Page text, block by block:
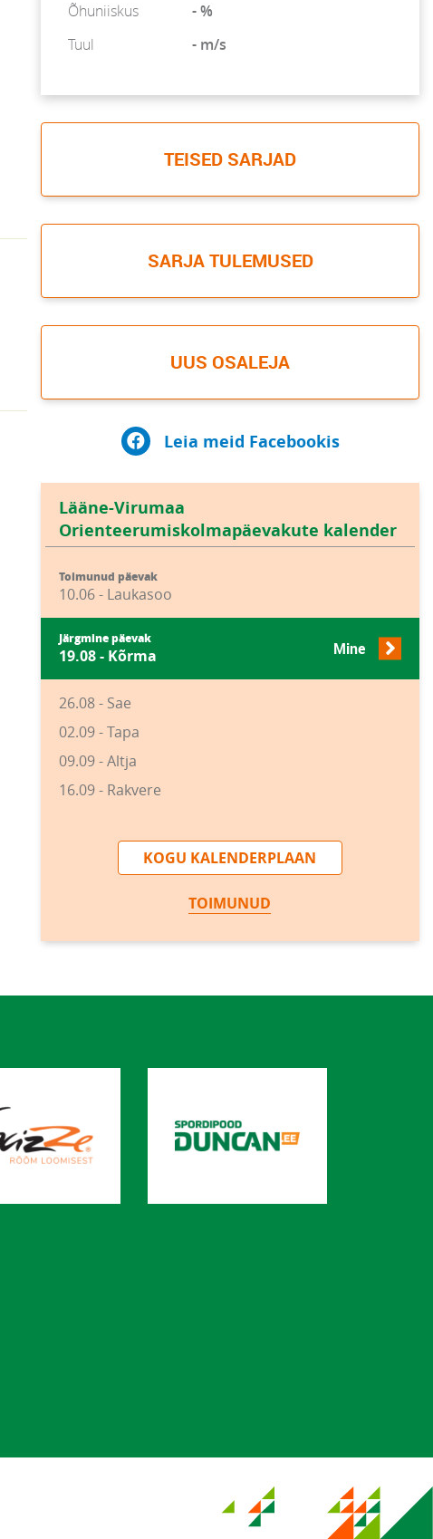
Õhuniiskus
- %
Tuul
- m/s
TEISED SARJAD
SARJA TULEMUSED
UUS OSALEJA
Leia meid Facebookis
Lääne-Virumaa
Orienteerumiskolmapäevakute kalender
Toimunud päevak
10.06 - Laukasoo
Järgmine päevak
19.08 - Kõrma Mine
26.08 - Sae
02.09 - Tapa
09.09 - Altja
16.09 - Rakvere
KOGU KALENDERPLAAN
TOIMUNUD